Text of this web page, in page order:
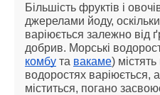
Більшість фруктів і
джерелами йоду, оскільки
варіюється залежно від
добрив. Морські
комбу та вакаме)
водоростях варіюється,
міститься, погано